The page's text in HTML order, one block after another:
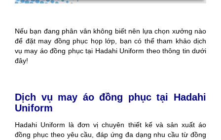
Nếu bạn đang phân vân không biết nên lựa chọn xưởng nào
để đặt may đồng phục họp lớp, bạn có thể tham khảo dịch
vụ may áo đồng phục tại Hadahi Uniform theo thông tin dưới
đây!
Dịch vụ may áo đồng phục tại Hadahi
Uniform
Hadahi Uniform là đơn vị chuyên thiết kế và sản xuất áo
đồng phục theo yêu cầu, đáp ứng đa dạng nhu cầu từ đồng